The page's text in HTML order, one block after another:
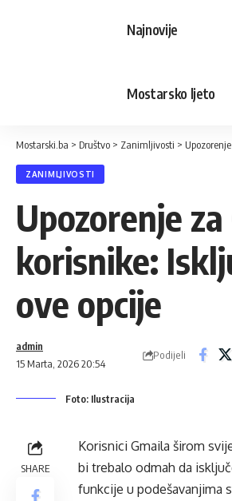
Najnovije
Mostarsko ljeto
Mostarski.ba > Društvo > Zanimljivosti > Upozorenje za
ZANIMLJIVOSTI
Upozorenje
korisnike:
ove opcije
15 Marta, 2026 20:54
admin
Podijeli
Foto: Ilustracija
SHARE
Korisnici Gmaila širom
bi trebalo odmah da
funkcije u podešavanjima